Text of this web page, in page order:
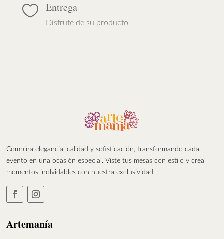
 Entrega
Disfrute de su producto
Combina elegancia, calidad y sofisticación, transformando cada
evento en una ocasión especial. Viste tus mesas con estilo y crea
momentos inolvidables con nuestra exclusividad.
Artemanía